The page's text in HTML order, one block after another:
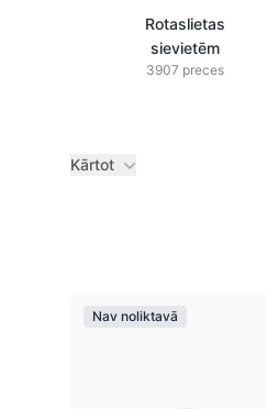
Rotaslietas
sievietēm
3907 preces
Kārtot
Nav noliktavā